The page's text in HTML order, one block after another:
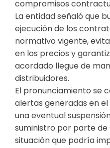
compromisos
La entidad señaló que
ejecución de los
normativo vigente,
en los precios y
acordado llegue de
distribuidores.
El pronunciamiento se
alertas generadas en
una eventual
suministro por parte de
situación que podría